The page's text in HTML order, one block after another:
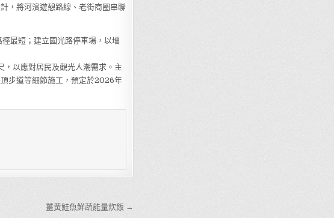
，將河濱遊憩路線、老街商圈串聯
最短；建立國光路停車場，以增
，以應對居民及觀光人潮需求。主
步道等細節施工，預定於2026年
薑黃鮭魚鮮蔬能量炊飯 →